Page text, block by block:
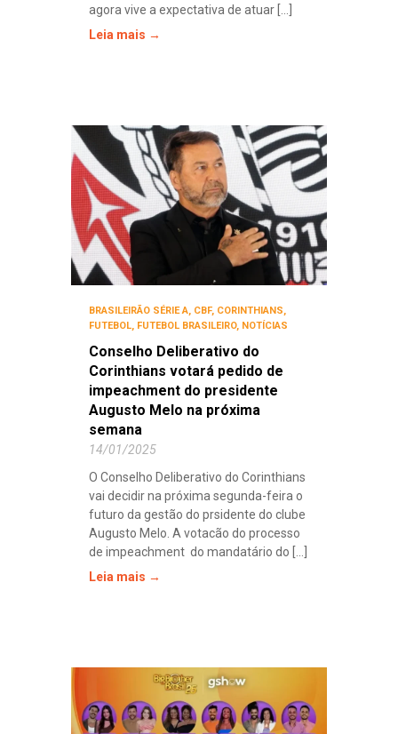
agora vive a expectativa de atuar [...]
Leia mais →
BRASILEIRÃO SÉRIE A, CBF, CORINTHIANS,
FUTEBOL, FUTEBOL BRASILEIRO, NOTÍCIAS
Conselho Deliberativo do
Corinthians votará pedido de
impeachment do presidente
Augusto Melo na próxima
semana
14/01/2025
O Conselho Deliberativo do Corinthians
vai decidir na próxima segunda-feira o
futuro da gestão do prsidente do clube
Augusto Melo. A votacão do processo
de impeachment do mandatário do [...]
Leia mais →